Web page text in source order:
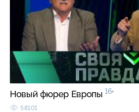
Новый фюрер Европы 16+
58101